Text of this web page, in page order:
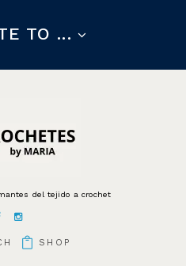
TO ...
del tejido a crochet
SHOP